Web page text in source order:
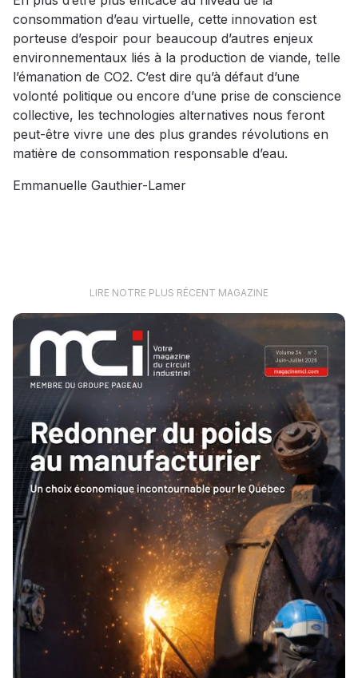
consommation d’eau virtuelle, cette innovation est
porteuse d’espoir pour beaucoup d’autres enjeux
environnementaux liés à la production de viande, telle
l’émanation de CO2. C’est dire qu’à défaut d’une
volonté politique ou encore d’une prise de conscience
collective, les technologies alternatives nous feront
peut-être vivre une des plus grandes révolutions en
matière de consommation responsable d’eau.
Emmanuelle Gauthier-Lamer
LIRE NOTRE PLUS RÉCENT MAGAZINE